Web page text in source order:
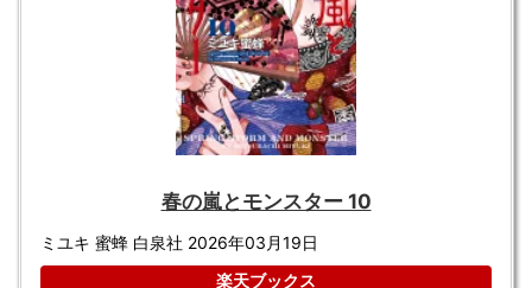
春の嵐とモンスター 10
ミユキ 蜜蜂 白泉社 2026年03月19日
楽天ブックス